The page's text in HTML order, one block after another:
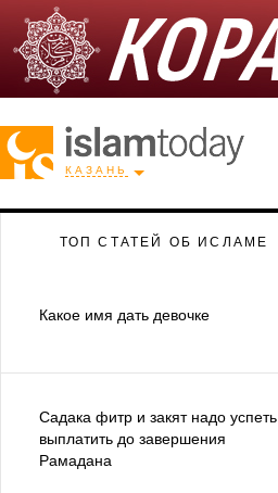
КАЗАНЬ
ТОП СТАТЕЙ ОБ ИСЛАМЕ
Какое имя дать девочке
Садака фитр и закят надо успеть
выплатить до завершения
Рамадана